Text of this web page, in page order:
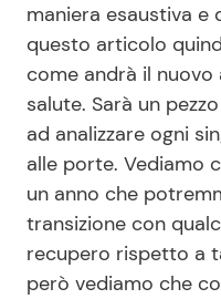
News benessere
Salute
Viaggi e Turismo
Festività
maniera esaustiva e
questo articolo
come andrà il nuovo
salute. Sarà un
ad analizzare ogni
alle porte. Vediamo
un anno che
transizione con
recupero rispetto a
però vediamo che